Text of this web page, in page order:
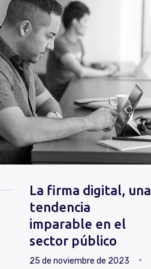
La firma digital, una
tendencia
imparable en el
sector público
25 de noviembre de 2023